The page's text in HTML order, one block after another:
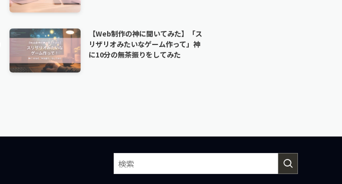
【Web制作の神に聞いてみた】「ス
リザリオみたいなゲーム作って」神
に10分の無茶振りをしてみた